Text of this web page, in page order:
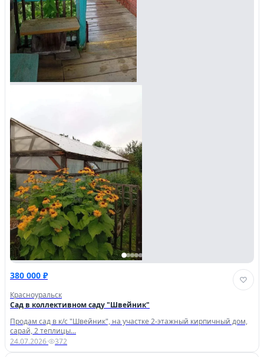
380 000 ₽
Красноуральск
Сад в коллективном саду "Швейник"
Продам сад в к/с "Швейник", на участке 2-этажный кирпичный дом,
сарай, 2 теплицы...
24.07.2026· 372